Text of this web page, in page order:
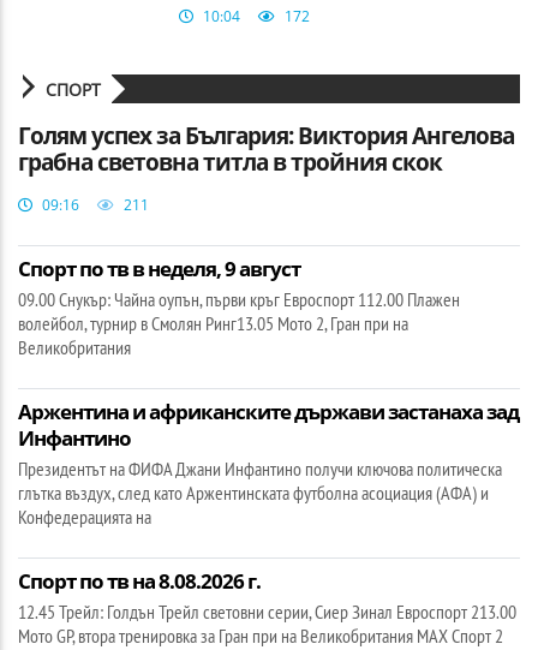
10:04 172
СПОРТ
Голям успех за България: Виктория Ангелова
грабна световна титла в тройния скок
09:16 211
Спорт по тв в неделя, 9 август
09.00 Снукър: Чайна оупън, първи кръг Евроспорт 112.00 Плажен
волейбол, турнир в Смолян Ринг13.05 Мото 2, Гран при на
Великобритания
Аржентина и африканските държави застанаха зад
Инфантино
Президентът на ФИФА Джани Инфантино получи ключова политическа
глътка въздух, след като Аржентинската футболна асоциация (АФА) и
Конфедерацията на
Спорт по тв на 8.08.2026 г.
12.45 Трейл: Голдън Трейл световни серии, Сиер Зинал Евроспорт 213.00
Мото GP, втора тренировка за Гран при на Великобритания МАХ Спорт 2